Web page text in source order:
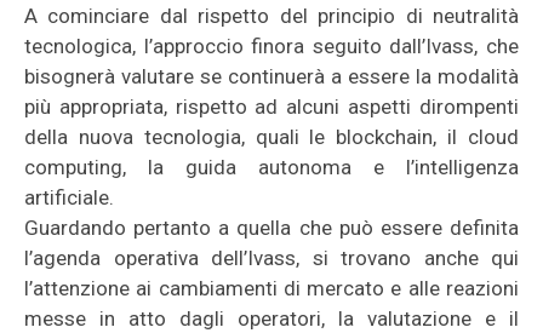
A cominciare dal rispetto del principio di neutralità
tecnologica, l’approccio finora seguito dall’Ivass, che
bisognerà valutare se continuerà a essere la modalità
più appropriata, rispetto ad alcuni aspetti dirompenti
della nuova tecnologia, quali le blockchain, il cloud
computing, la guida autonoma e l’intelligenza
artificiale.
Guardando pertanto a quella che può essere definita
l’agenda operativa dell’Ivass, si trovano anche qui
l’attenzione ai cambiamenti di mercato e alle reazioni
messe in atto dagli operatori, la valutazione e il